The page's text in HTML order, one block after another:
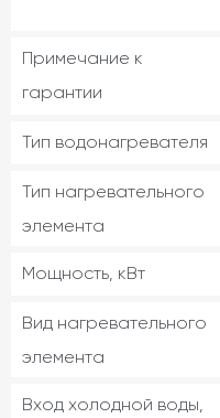
Примечание к
гарантии
Тип водонагревателя
Тип нагревательного
элемента
Мощность, кВт
Вид нагревательного
элемента
Вход холодной воды,